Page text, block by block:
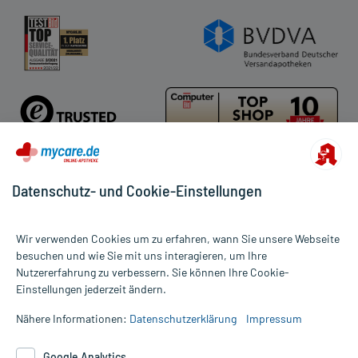
Cookie-Einstellungen
Rückgabe/Widerruf
Barrierefreiheitserklärung
abgegeben.
Alle Preise gelten inkl. MwSt., ggf. zzgl. Versandkosten
Informationen auf dieser Website werden ausschließlich für
die Untersuchung und Behandlung durch einen Arzt. Bitte
Datenschutz- und Cookie-Einstellungen
Wir verwenden Cookies um zu erfahren, wann Sie unsere Webseite
besuchen und wie Sie mit uns interagieren, um Ihre
Nutzererfahrung zu verbessern. Sie können Ihre Cookie-
Einstellungen jederzeit ändern.
Nähere Informationen: Datenschutzerklärung Impressum